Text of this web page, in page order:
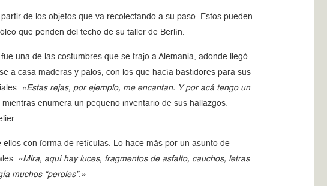
de los objetos que va recolectando a su paso. Estos pueden
que penden del techo de su taller de Berlín.
una de las costumbres que se trajo a Alemania, adonde llegó
a casa maderas y palos, con los que hacía bastidores para sus
«Estas rejas, por ejemplo, me encantan. Y por acá tengo un
mientras enumera un pequeño inventario de sus hallazgos:
con forma de retículas. Lo hace más por un asunto de
«Mira, aquí hay luces, fragmentos de asfalto, cauchos, letras
muchos “peroles”.»